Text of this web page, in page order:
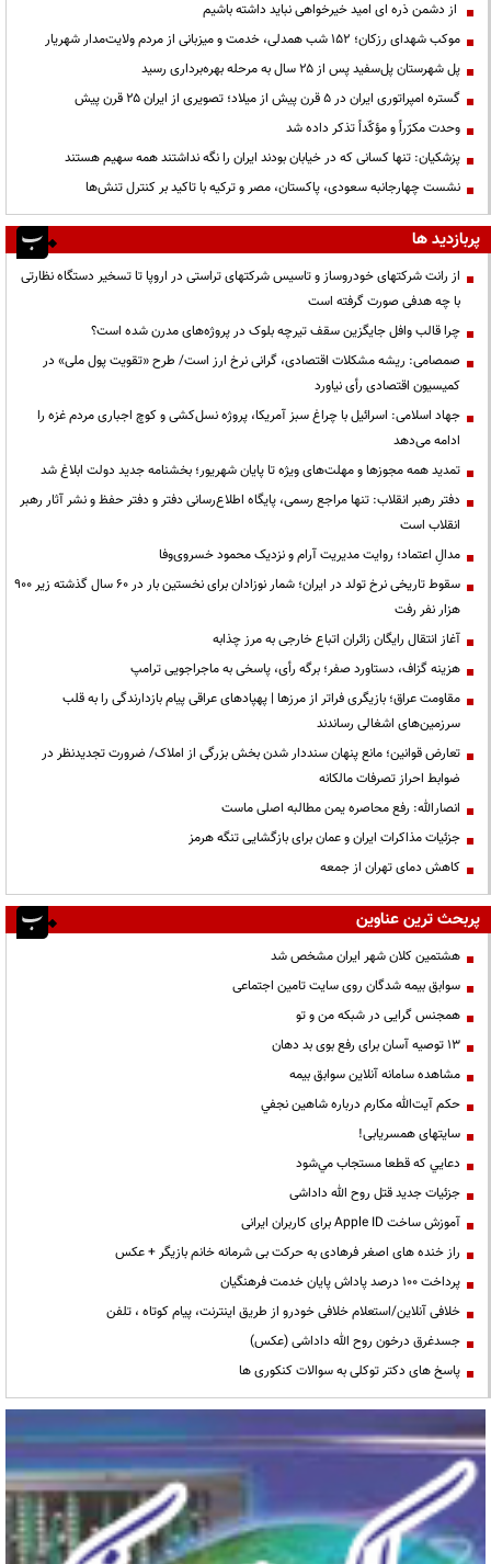
از دشمن ذره ای امید خیرخواهی نباید داشته باشیم
موکب شهدای رزکان؛ ۱۵۲ شب همدلی، خدمت و میزبانی از مردم ولایت‌مدار شهریار
پل شهرستان پل‌سفید پس از ۲۵ سال به مرحله بهره‌برداری رسید
گستره امپراتوری ایران در ۵ قرن پیش از میلاد؛ تصویری از ایران ۲۵ قرن پیش
وحدت مکرّراً و مؤکّداً تذکر داده شد
پزشکیان: تنها کسانی که در خیابان بودند ایران را نگه نداشتند همه سهیم هستند
نشست چهارجانبه سعودی، پاکستان، مصر و ترکیه با تاکید بر کنترل تنش‌ها
پربازدید ها
از رانت‌ شرکتهای خودروساز و تاسیس شرکتهای تراستی در اروپا تا تسخیر دستگاه نظارتی
با چه هدفی صورت گرفته است
چرا قالب وافل جایگزین سقف تیرچه بلوک در پروژه‌های مدرن شده است؟
صمصامی: ریشه مشکلات اقتصادی، گرانی نرخ ارز است/ طرح «تقویت پول ملی» در
کمیسیون اقتصادی رأی نیاورد
جهاد اسلامی: اسرائیل با چراغ سبز آمریکا، پروژه نسل‌کشی و کوچ اجباری مردم غزه را
ادامه می‌دهد
تمدید همه مجوزها و مهلت‌های ویژه تا پایان شهریور؛ بخشنامه جدید دولت ابلاغ شد
دفتر رهبر انقلاب: تنها مراجع رسمی، پایگاه اطلاع‌رسانی دفتر و دفتر حفظ و نشر آثار رهبر
انقلاب است
مدالِ اعتماد؛ روایت مدیریت آرام و نزدیک محمود خسروی‌وفا
سقوط تاریخی نرخ تولد در ایران؛ شمار نوزادان برای نخستین بار در ۶۰ سال گذشته زیر ۹۰۰
هزار نفر رفت
آغاز انتقال رایگان زائران اتباع خارجی به مرز چذابه
هزینه گزاف، دستاورد صفر؛ برگه رأی، پاسخی به ماجراجویی ترامپ
مقاومت عراق؛ بازیگری فراتر از مرزها | پهپادهای عراقی پیام بازدارندگی را به قلب
سرزمین‌های اشغالی رساندند
تعارض قوانین؛ مانع پنهان سنددار شدن بخش بزرگی از املاک/ ضرورت تجدیدنظر در
ضوابط احراز تصرفات مالکانه
انصارالله: رفع محاصره یمن مطالبه اصلی ماست
جزئیات مذاکرات ایران و عمان برای بازگشایی تنگه هرمز
کاهش دمای تهران از جمعه
پربحث ترین عناوین
هشتمین کلان شهر ایران مشخص شد
سوابق بیمه شدگان روی سایت تامین اجتماعی
همجنس گرایی در شبکه من و تو
13 توصیه آسان برای رفع بوی بد دهان
مشاهده سامانه آنلاين سوابق بیمه
حكم آيت‌الله مكارم درباره شاهين نجفي
سایتهای همسریابی!
دعايي كه قطعا مستجاب مي‌شود
جزئیات جدید قتل روح الله داداشی
آموزش ساخت Apple ID برای کاربران ایرانی
راز خنده های اصغر فرهادی به حرکت بی شرمانه خانم بازیگر + عکس
پرداخت ۱۰۰ درصد پاداش پایان خدمت فرهنگیان
خلافی آنلاین/استعلام خلافی خودرو از طریق اینترنت، پیام کوتاه ، تلفن
جسدغرق درخون روح الله داداشی (عکس)
پاسخ های دکتر توکلی به سوالات کنکوری ها